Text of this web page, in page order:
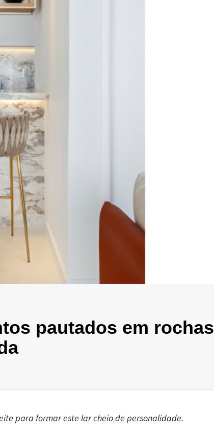
pautados em rochas
para formar este lar cheio de personalidade.